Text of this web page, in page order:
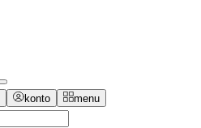
konto menu